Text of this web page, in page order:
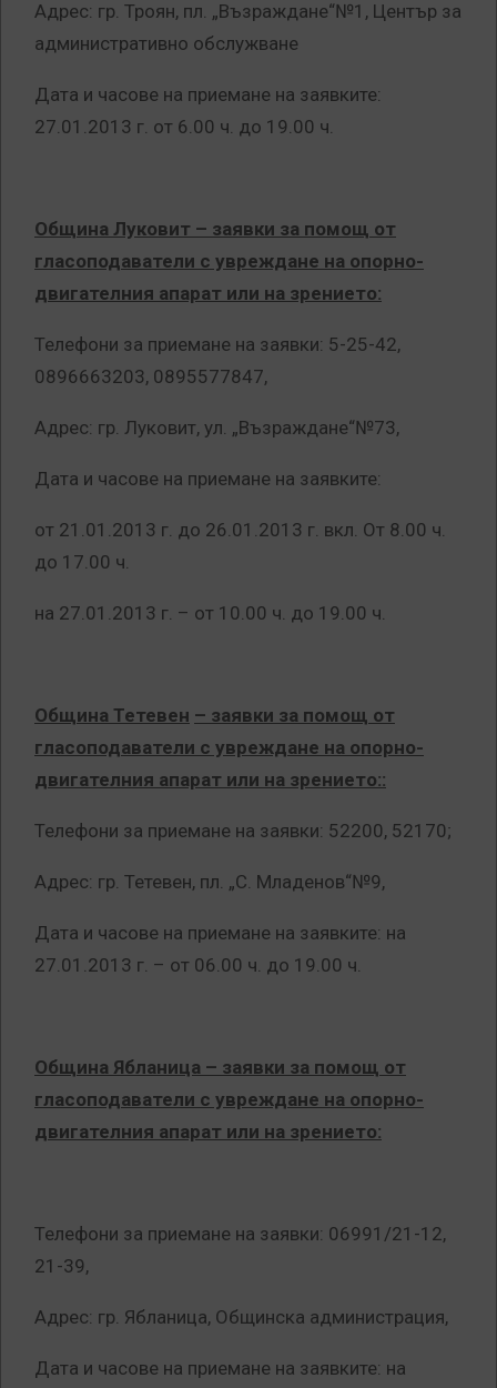
Адрес: гр. Троян, пл. „Възраждане“№1, Център за
административно обслужване
Дата и часове на приемане на заявките:
27.01.2013 г. от 6.00 ч. до 19.00 ч.
Община Луковит – заявки за помощ от
гласоподаватели с увреждане на опорно-
двигателния апарат или на зрението:
Телефони за приемане на заявки: 5-25-42,
0896663203, 0895577847,
Адрес: гр. Луковит, ул. „Възраждане“№73,
Дата и часове на приемане на заявките:
от 21.01.2013 г. до 26.01.2013 г. вкл. От 8.00 ч.
до 17.00 ч.
на 27.01.2013 г. – от 10.00 ч. до 19.00 ч.
Община Тетевен – заявки за помощ от
гласоподаватели с увреждане на опорно-
двигателния апарат или на зрението::
Телефони за приемане на заявки: 52200, 52170;
Адрес: гр. Тетевен, пл. „С. Младенов“№9,
Дата и часове на приемане на заявките: на
27.01.2013 г. – от 06.00 ч. до 19.00 ч.
Община Ябланица – заявки за помощ от
гласоподаватели с увреждане на опорно-
двигателния апарат или на зрението:
Телефони за приемане на заявки: 06991/21-12,
21-39,
Адрес: гр. Ябланица, Общинска администрация,
Дата и часове на приемане на заявките: на